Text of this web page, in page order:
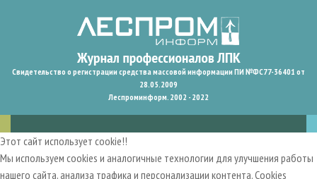
Свидетельство о регистрации средства массовой информации ПИ №ФС77-36401 от
28.05.2009
Леспроминформ. 2002 - 2022
Этот сайт использует cookie!!
Мы используем cookies и аналогичные технологии для улучшения работы
нашего сайта, анализа трафика и персонализации контента. Cookies